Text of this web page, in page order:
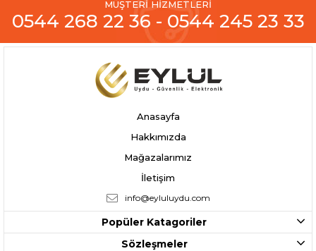
MÜŞTERİ HİZMETLERİ
0544 268 22 36 - 0544 245 23 33
Anasayfa
Hakkımızda
Mağazalarımız
İletişim
info@eyluluydu.com
Popüler Katagoriler
Sözleşmeler